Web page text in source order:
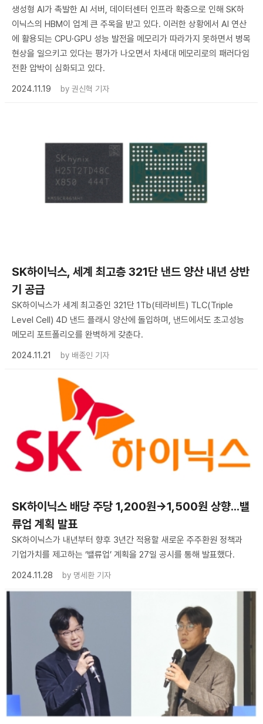
생성형 AI가 촉발한 AI 서버, 데이터센터 인프라 확충으로 인해 SK하
이닉스의 HBM이 업계 큰 주목을 받고 있다. 이러한 상황에서 AI 연산
에 활용되는 CPU·GPU 성능 발전을 메모리가 따라가지 못하면서 병목
현상을 일으키고 있다는 평가가 나오면서 차세대 메모리로의 패러다임
전환 압박이 심화되고 있다.
2024.11.19
by 권신혁 기자
SK하이닉스, 세계 최고층 321단 낸드 양산 내년 상반
기 공급
SK하이닉스가 세계 최고층인 321단 1Tb(테라비트) TLC(Triple
Level Cell) 4D 낸드 플래시 양산에 돌입하며, 낸드에서도 초고성능
메모리 포트폴리오를 완벽하게 갖춘다.
2024.11.21
by 배종인 기자
​SK하이닉스 배당 주당 1,200원→1,500원 상향...밸
류업 계획 발표
SK하이닉스가 내년부터 향후 3년간 적용할 새로운 주주환원 정책과
기업가치를 제고하는 ‘밸류업’ 계획을 27일 공시를 통해 발표했다.
2024.11.28
by 명세환 기자